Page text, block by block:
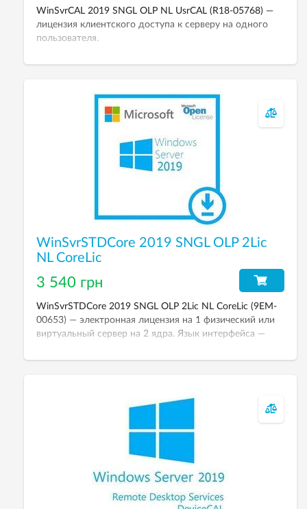
WinSvrCAL 2019 SNGL OLP NL UsrCAL (R18-05768) —
лицензия клиентского доступа к серверу на одного
пользователя.
WinSvrSTDCore 2019 SNGL OLP 2Lic
NL CoreLic
3 540 грн
WinSvrSTDCore 2019 SNGL OLP 2Lic NL CoreLic (9EM-
00653) — электронная лицензия на 1 физический или
виртуальный сервер на 2 ядра. Язык интерфейса —